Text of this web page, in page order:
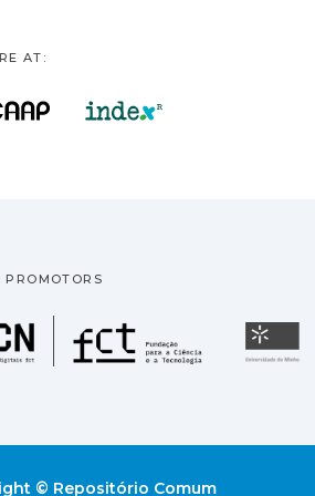
AT:
PROMOTORS
Fundação
© Repositório Comum